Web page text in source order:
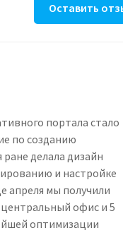
Оставить
портала стало
по созданию
делала дизайн
и настройке
апреля мы получили
офис и 5
оптимизации